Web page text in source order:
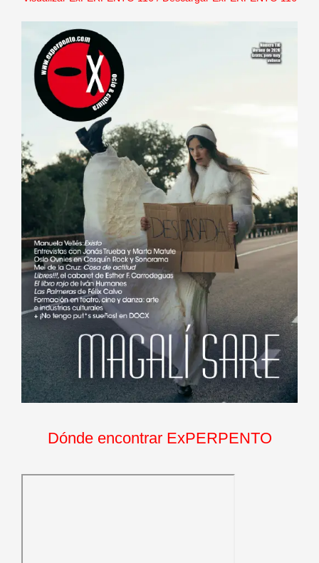
Dónde encontrar ExPERPENTO